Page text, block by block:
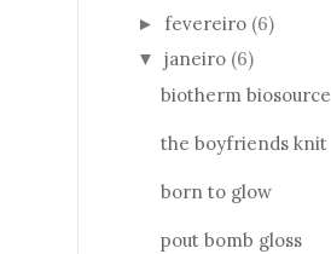
► fevereiro (6)
▼ janeiro (6)
biotherm biosource
the boyfriends knit
born to glow
pout bomb gloss